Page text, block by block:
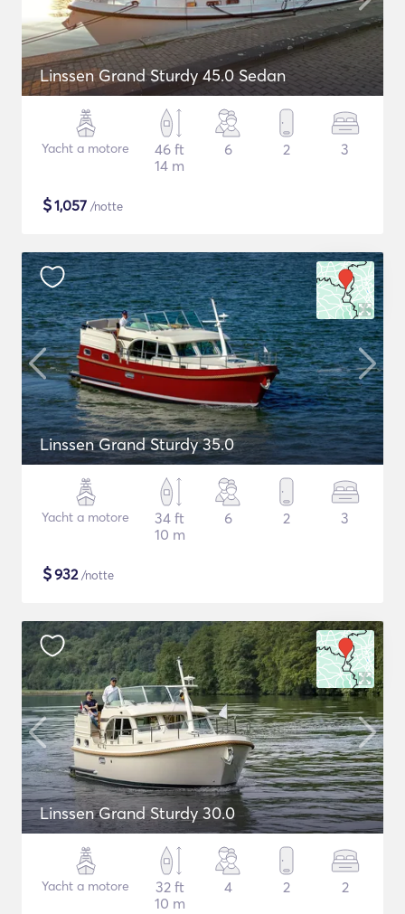
Linssen Grand Sturdy 45.0 Sedan
Yacht a motore
46 ft
14 m
6 2 3
$1,057 /notte
Linssen Grand Sturdy 35.0
Yacht a motore
34 ft
10 m
6 2 3
$932/notte
Linssen Grand Sturdy 30.0
Yacht a motore
32 ft
10 m
4 2 2